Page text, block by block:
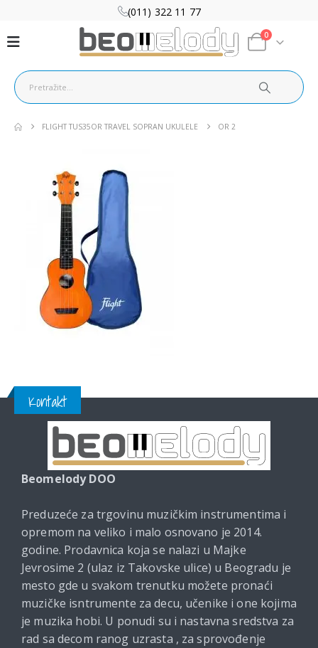
(011) 322 11 77
0
FLIGHT TUS35OR TRAVEL SOPRAN UKULELE OR 2
Kontakt
Beomelody DOO
Preduzeće za trgovinu muzičkim instrumentima i
opremom na veliko i malo osnovano je 2014.
godine. Prodavnica koja se nalazi u Majke
Jevrosime 2 (ulaz iz Takovske ulice) u Beogradu je
mesto gde u svakom trenutku možete pronaći
muzičke isntrumente za decu, učenike i one kojima
je muzika hobi. U ponudi su i nastavna sredstva za
rad sa decom ranog uzrasta , za sprovođenje